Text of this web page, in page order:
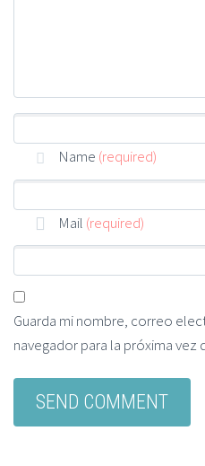
Name (required)
Mail (required)
Guarda mi nombre, correo
navegador para la próxima vez